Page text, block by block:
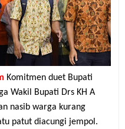
Komitmen duet Bupati
Wakil Bupati Drs KH A
nasib warga kurang
patut diacungi jempol.